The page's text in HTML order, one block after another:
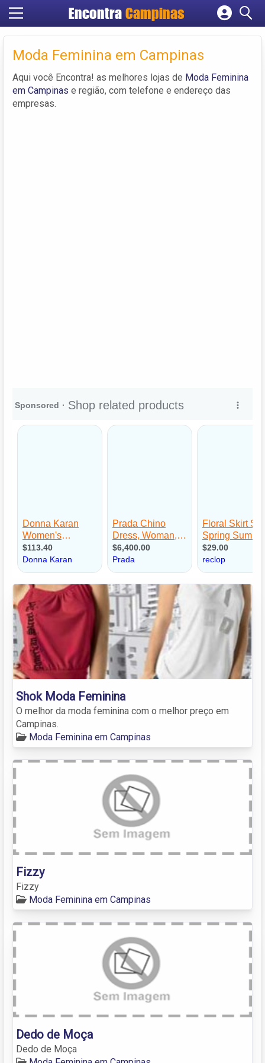
Encontra Campinas
Cadastrar empresa
Criar conta
Moda Feminina em Campinas
Aqui você Encontra! as melhores lojas de Moda Feminina
em Campinas e região, com telefone e endereço das
empresas.
Shok Moda Feminina
O melhor da moda feminina com o melhor preço em
Campinas.
Moda Feminina em Campinas
Fizzy
Fizzy
Moda Feminina em Campinas
Dedo de Moça
Dedo de Moça